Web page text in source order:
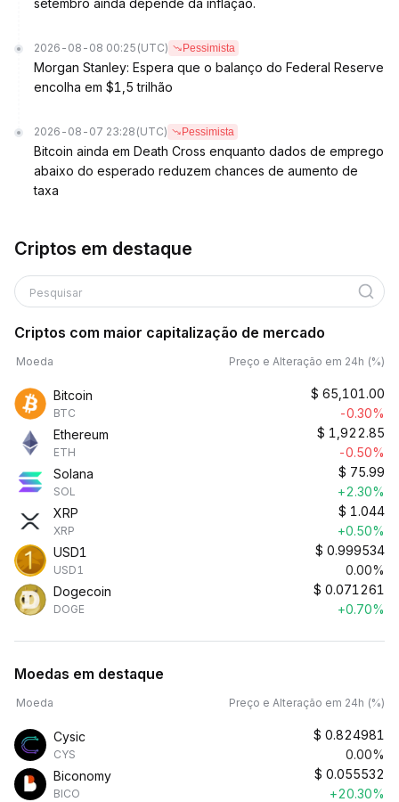
setembro ainda depende da inflação.
2026-08-08 00:25 (UTC) Pessimista
Morgan Stanley: Espera que o balanço do Federal Reserve
encolha em $1,5 trilhão
2026-08-07 23:28 (UTC) Pessimista
Bitcoin ainda em Death Cross enquanto dados de emprego
abaixo do esperado reduzem chances de aumento de
taxa
Criptos em destaque
Pesquisar
Criptos com maior capitalização de mercado
Moeda Preço e Alteração em 24h (%)
Bitcoin
BTC
$ 65,101.00
-0.30%
Ethereum
ETH
$ 1,922.85
-0.50%
Solana
SOL
$ 75.99
+2.30%
XRP
XRP
$ 1.044
+0.50%
USD1
USD1
$ 0.999534
0.00%
Dogecoin
DOGE
$ 0.071261
+0.70%
Moedas em destaque
Moeda Preço e Alteração em 24h (%)
Cysic
CYS
$ 0.824981
0.00%
Biconomy
BICO
$ 0.055532
+20.30%